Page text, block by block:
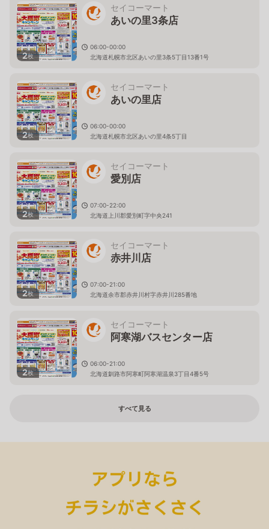
2枚
セイコーマート
あいの里3条店
06:00-00:00
北海道札幌市北区あいの里3条5丁目13番1号
2枚
セイコーマート
あいの里店
06:00-00:00
北海道札幌市北区あいの里4条5丁目
2枚
セイコーマート
愛別店
07:00-22:00
北海道上川郡愛別町字中央241
2枚
セイコーマート
赤井川店
07:00-21:00
北海道余市郡赤井川村字赤井川285番地
2枚
セイコーマート
阿寒湖バスセンター店
06:00-21:00
北海道釧路市阿寒町阿寒湖温泉3丁目4番5号
すべて見る